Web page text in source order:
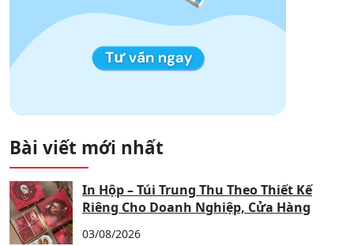
Bài viết mới nhất
In Hộp – Túi Trung Thu Theo Thiết Kế
Riêng Cho Doanh Nghiệp, Cửa Hàng
03/08/2026